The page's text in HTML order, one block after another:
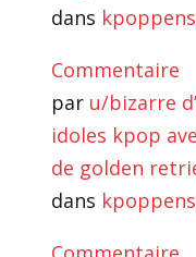
dans
Commentaire
par u/bizarre
idoles kpop
de golden
dans